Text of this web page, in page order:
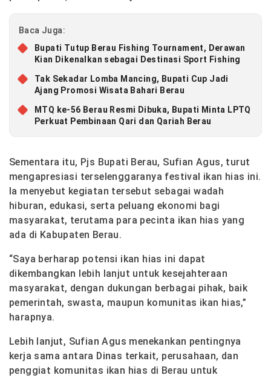
Baca Juga:
Bupati Tutup Berau Fishing Tournament, Derawan
Kian Dikenalkan sebagai Destinasi Sport Fishing
Tak Sekadar Lomba Mancing, Bupati Cup Jadi
Ajang Promosi Wisata Bahari Berau
MTQ ke-56 Berau Resmi Dibuka, Bupati Minta LPTQ
Perkuat Pembinaan Qari dan Qariah Berau
Sementara itu, Pjs Bupati Berau, Sufian Agus, turut
mengapresiasi terselenggaranya festival ikan hias ini.
Ia menyebut kegiatan tersebut sebagai wadah
hiburan, edukasi, serta peluang ekonomi bagi
masyarakat, terutama para pecinta ikan hias yang
ada di Kabupaten Berau.
“Saya berharap potensi ikan hias ini dapat
dikembangkan lebih lanjut untuk kesejahteraan
masyarakat, dengan dukungan berbagai pihak, baik
pemerintah, swasta, maupun komunitas ikan hias,”
harapnya.
Lebih lanjut, Sufian Agus menekankan pentingnya
kerja sama antara Dinas terkait, perusahaan, dan
penggiat komunitas ikan hias di Berau untuk